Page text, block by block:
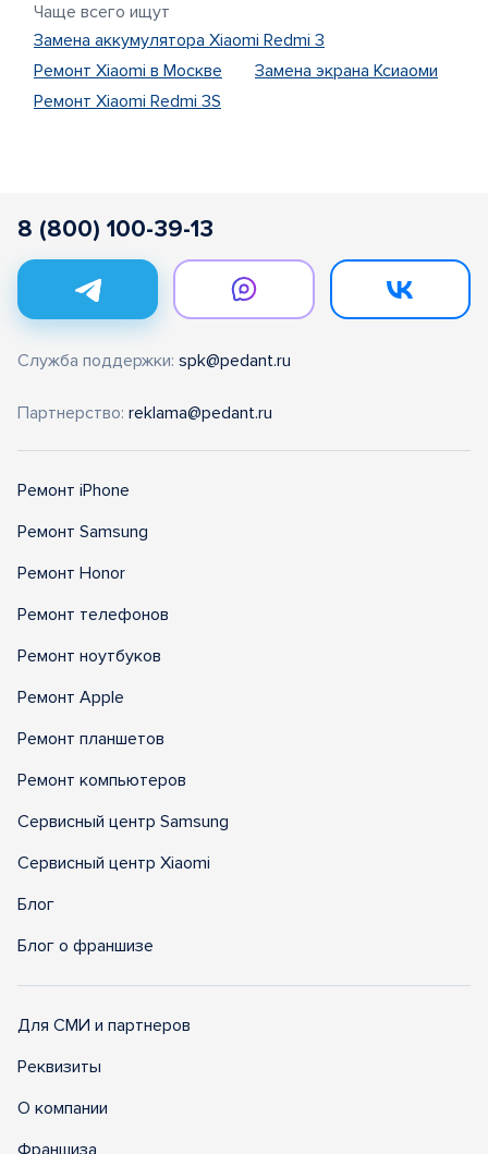
Чаще всего ищут
Замена аккумулятора Xiaomi Redmi 3
Ремонт Xiaomi в Москве
Замена экрана Ксиаоми
Ремонт Xiaomi Redmi 3S
8 (800) 100-39-13
Служба поддержки: spk@pedant.ru
Партнерство: reklama@pedant.ru
Ремонт iPhone
Ремонт Samsung
Ремонт Honor
Ремонт телефонов
Ремонт ноутбуков
Ремонт Apple
Ремонт планшетов
Ремонт компьютеров
Сервисный центр Samsung
Сервисный центр Xiaomi
Блог
Блог о франшизе
Для СМИ и партнеров
Реквизиты
О компании